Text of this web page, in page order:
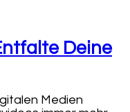
Deine
Medien